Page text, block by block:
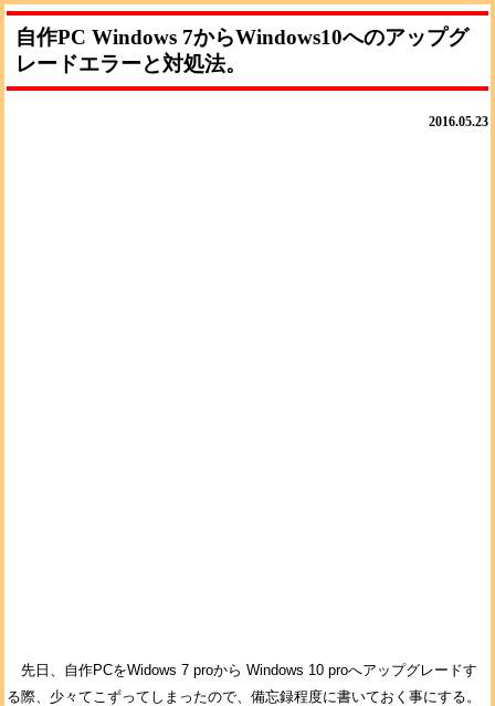
自作PC Windows 7からWindows10へのアップグ
レードエラーと対処法。
2016.05.23
先日、自作PCをWidows 7 proから Windows 10 proへアップグレードす
る際、少々てこずってしまったので、備忘録程度に書いておく事にする。